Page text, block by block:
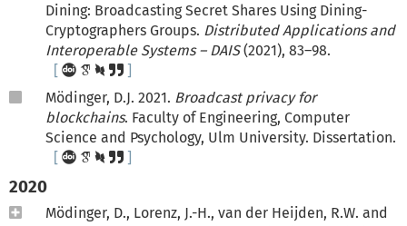
Dining: Broadcasting Secret Shares Using Dining-
Cryptographers Groups. Distributed Applications and
Interoperable Systems – DAIS(2021), 83–98.
Mödinger, D.J. 2021. Broadcast privacy for
blockchains. Faculty of Engineering, Computer
Science and Psychology, Ulm University. Dissertation.
2020
Mödinger, D., Lorenz, J.-H., van der Heijden, R.W. and